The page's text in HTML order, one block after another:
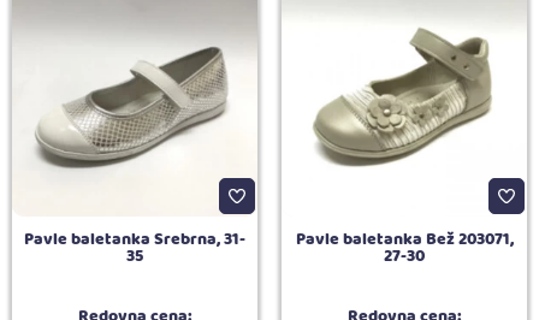
Pavle baletanka Srebrna, 31-
35
Pavle baletanka Bež 203071,
27-30